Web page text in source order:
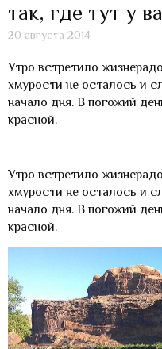
так, где тут у
20 августа 2014
Утро встретило
хмурости не осталось и
начало дня. В погожий
красной.
Утро встретило
хмурости не осталось и
начало дня. В погожий
красной.